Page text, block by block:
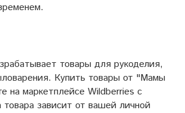
товары для рукоделия,
Купить товары от "Мамы
на маркетплейсе Wildberries с
зависит от вашей личной